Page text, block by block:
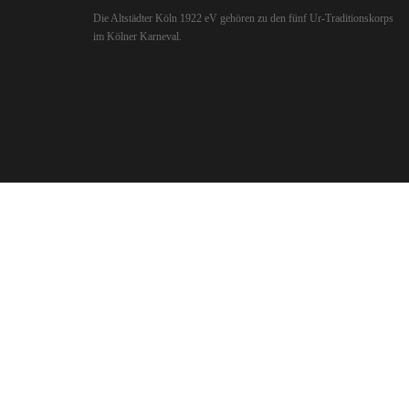
Die Altstädter Köln 1922 eV gehören zu den fünf Ur-Traditionskorps
im Kölner Karneval.